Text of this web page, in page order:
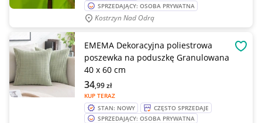
SPRZEDAJĄCY: OSOBA PRYWATNA
Kostrzyn Nad Odrą
EMEMA Dekoracyjna poliestrowa
poszewka na poduszkę Granulowana
40 x 60 cm
KUP TERAZ
34,99zł
STAN: NOWY
CZĘSTO SPRZEDAJE
SPRZEDAJĄCY: OSOBA PRYWATNA